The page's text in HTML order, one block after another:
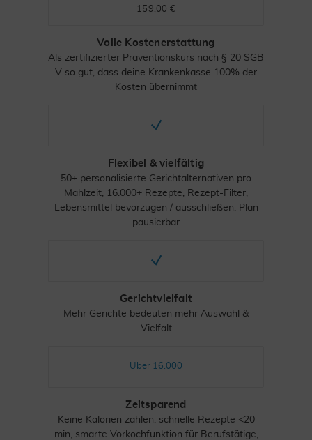
159,00 €
Volle Kostenerstattung
Als zertifizierter Präventionskurs nach § 20 SGB
V so gut, dass deine Krankenkasse 100% der
Kosten übernimmt
Flexibel & vielfältig
50+ personalisierte Gerichtalternativen pro
Mahlzeit, 16.000+ Rezepte, Rezept-Filter,
Lebensmittel bevorzugen / ausschließen, Plan
pausierbar
Gerichtvielfalt
Mehr Gerichte bedeuten mehr Auswahl &
Vielfalt
Über 16.000
Zeitsparend
Keine Kalorien zählen, schnelle Rezepte <20
min, smarte Vorkochfunktion für Berufstätige,